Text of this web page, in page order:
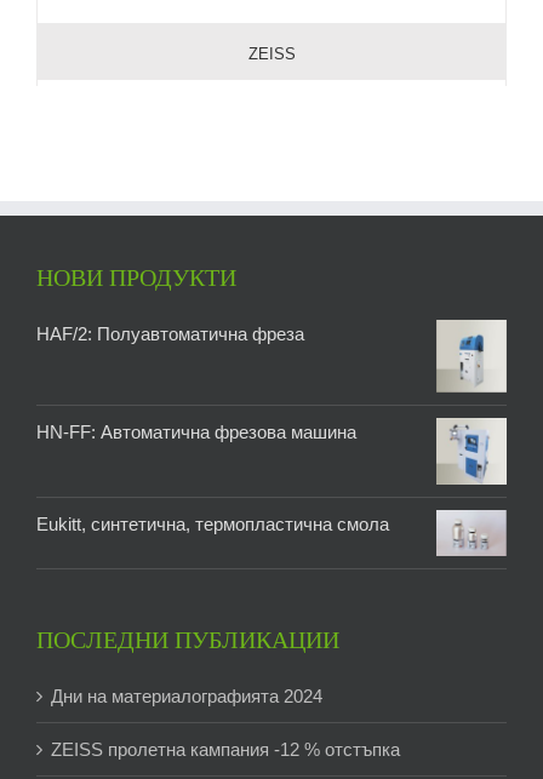
ZEISS
НОВИ ПРОДУКТИ
HAF/2: Полуавтоматична фреза
HN-FF: Автоматична фрезова машина
Eukitt, синтетична, термопластична смола
ПОСЛЕДНИ ПУБЛИКАЦИИ
Дни на материалографията 2024
ZEISS пролетна кампания -12 % отстъпка